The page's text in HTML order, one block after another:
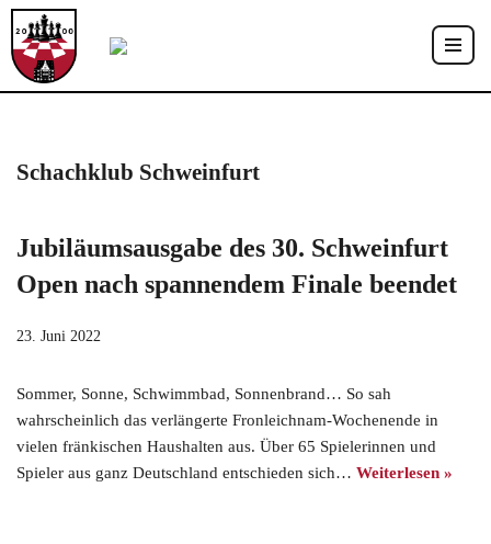
Zum
Inhalt
Schachklub Schweinfurt
Jubiläumsausgabe des 30. Schweinfurt
Open nach spannendem Finale beendet
23. Juni 2022
Sommer, Sonne, Schwimmbad, Sonnenbrand… So sah
wahrscheinlich das verlängerte Fronleichnam-Wochenende in
vielen fränkischen Haushalten aus. Über 65 Spielerinnen und
Spieler aus ganz Deutschland entschieden sich… Weiterlesen »